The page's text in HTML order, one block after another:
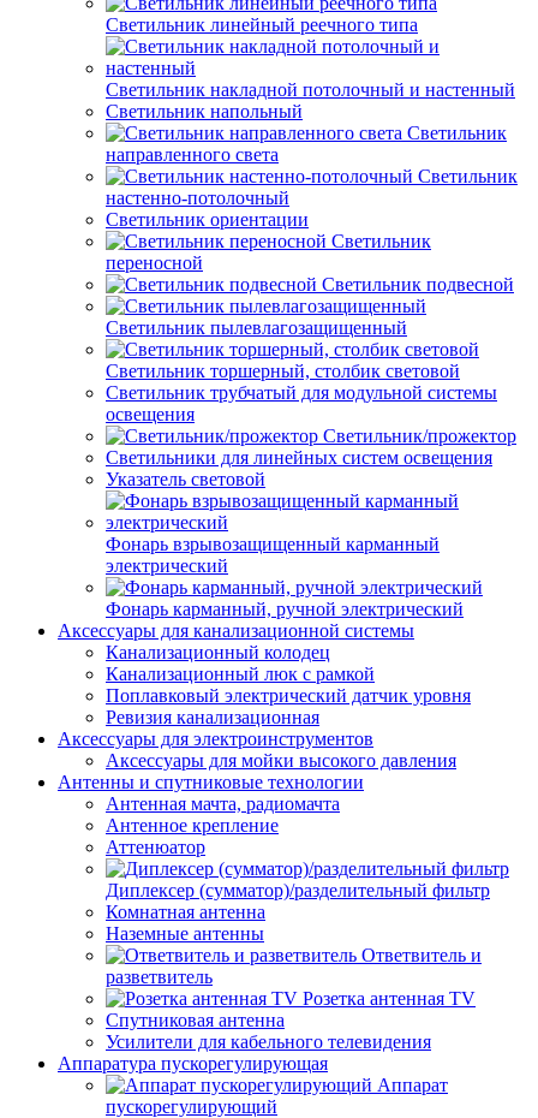
Светильник линейный реечного типа
Светильник накладной потолочный и настенный
Светильник напольный
Светильник
направленного света
Светильник
настенно-потолочный
Светильник ориентации
Светильник
переносной
Светильник подвесной
Светильник пылевлагозащищенный
Светильник торшерный, столбик световой
Светильник трубчатый для модульной системы
освещения
Светильник/прожектор
Светильники для линейных систем освещения
Указатель световой
Фонарь взрывозащищенный карманный
электрический
Фонарь карманный, ручной электрический
Аксессуары для канализационной системы
Канализационный колодец
Канализационный люк с рамкой
Поплавковый электрический датчик уровня
Ревизия канализационная
Аксессуары для электроинструментов
Аксессуары для мойки высокого давления
Антенны и спутниковые технологии
Антенная мачта, радиомачта
Антенное крепление
Аттенюатор
Диплексер (сумматор)/разделительный фильтр
Комнатная антенна
Наземные антенны
Ответвитель и
разветвитель
Розетка антенная TV
Спутниковая антенна
Усилители для кабельного телевидения
Аппаратура пускорегулирующая
Аппарат
пускорегулирующий